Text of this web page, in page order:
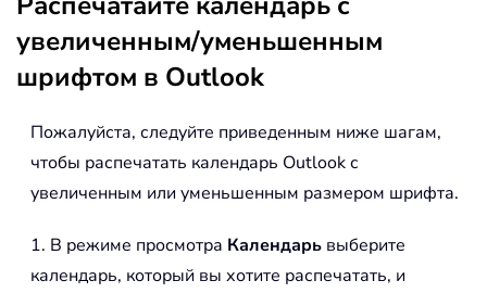
увеличенным/уменьшенным
шрифтом в Outlook
Пожалуйста, следуйте приведенным ниже шагам,
чтобы распечатать календарь Outlook с
увеличенным или уменьшенным размером шрифта.
1. В режиме просмотра Календарь выберите
календарь, который вы хотите распечатать, и